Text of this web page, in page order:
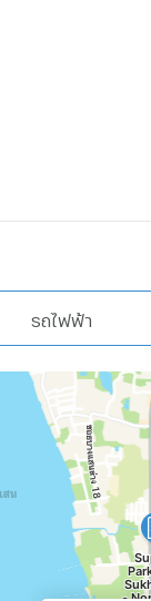
รถไฟฟ้า